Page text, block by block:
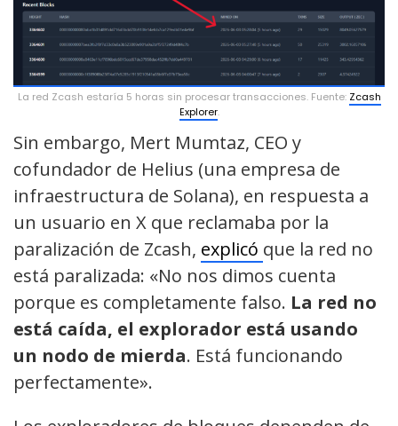
La red Zcash estaría 5 horas sin procesar transacciones. Fuente: Zcash
Explorer.
Sin embargo, Mert Mumtaz, CEO y
cofundador de Helius (una empresa de
infraestructura de Solana), en respuesta a
un usuario en X que reclamaba por la
paralización de Zcash, explicó que la red no
está paralizada: «No nos dimos cuenta
porque es completamente falso. La red no
está caída, el explorador está usando
un nodo de mierda. Está funcionando
perfectamente».